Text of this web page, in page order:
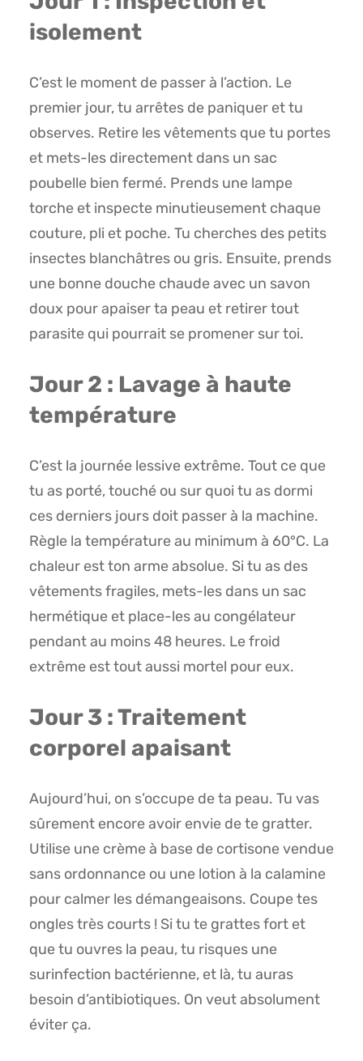
isolement
C’est le moment de passer à l’action. Le
premier jour, tu arrêtes de paniquer et tu
observes. Retire les vêtements que tu portes
et mets-les directement dans un sac
poubelle bien fermé. Prends une lampe
torche et inspecte minutieusement chaque
couture, pli et poche. Tu cherches des petits
insectes blanchâtres ou gris. Ensuite, prends
une bonne douche chaude avec un savon
doux pour apaiser ta peau et retirer tout
parasite qui pourrait se promener sur toi.
Jour 2 : Lavage à haute
température
C’est la journée lessive extrême. Tout ce que
tu as porté, touché ou sur quoi tu as dormi
ces derniers jours doit passer à la machine.
Règle la température au minimum à 60°C. La
chaleur est ton arme absolue. Si tu as des
vêtements fragiles, mets-les dans un sac
hermétique et place-les au congélateur
pendant au moins 48 heures. Le froid
extrême est tout aussi mortel pour eux.
Jour 3 : Traitement
corporel apaisant
Aujourd’hui, on s’occupe de ta peau. Tu vas
sûrement encore avoir envie de te gratter.
Utilise une crème à base de cortisone vendue
sans ordonnance ou une lotion à la calamine
pour calmer les démangeaisons. Coupe tes
ongles très courts ! Si tu te grattes fort et
que tu ouvres la peau, tu risques une
surinfection bactérienne, et là, tu auras
besoin d’antibiotiques. On veut absolument
éviter ça.